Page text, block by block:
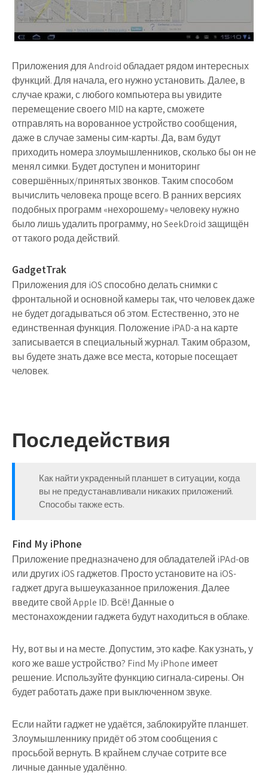
Приложения для Android обладает рядом интересных
функций. Для начала, его нужно установить. Далее, в
случае кражи, с любого компьютера вы увидите
перемещение своего MID на карте, сможете
отправлять на ворованное устройство сообщения,
даже в случае замены сим-карты. Да, вам будут
приходить номера злоумышленников, сколько бы он не
менял симки. Будет доступен и мониторинг
совершённых/принятых звонков. Таким способом
вычислить человека проще всего. В ранних версиях
подобных программ «нехорошему» человеку нужно
было лишь удалить программу, но SeekDroid защищён
от такого рода действий.
GadgetTrak
Приложения для iOS способно делать снимки с
фронтальной и основной камеры так, что человек даже
не будет догадываться об этом. Естественно, это не
единственная функция. Положение iPAD-а на карте
записывается в специальный журнал. Таким образом,
вы будете знать даже все места, которые посещает
человек.
Последействия
Как найти украденный планшет в ситуации, когда
вы не предустанавливали никаких приложений.
Способы также есть.
Find My iPhone
Приложение предназначено для обладателей iPAd-ов
или других iOS гаджетов. Просто установите на iOS-
гаджет друга вышеуказанное приложения. Далее
введите свой Apple ID. Всё! Данные о
местонахождении гаджета будут находиться в облаке.
Ну, вот вы и на месте. Допустим, это кафе. Как узнать, у
кого же ваше устройство? Find My iPhone имеет
решение. Используйте функцию сигнала-сирены. Он
будет работать даже при выключенном звуке.
Если найти гаджет не удаётся, заблокируйте планшет.
Злоумышленнику придёт об этом сообщения с
просьбой вернуть. В крайнем случае сотрите все
личные данные удалённо.